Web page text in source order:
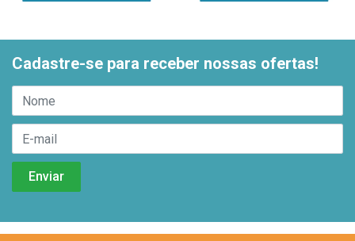
Cadastre-se para receber nossas ofertas!